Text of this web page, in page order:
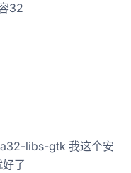
32
libs-gtk 我这个安
了